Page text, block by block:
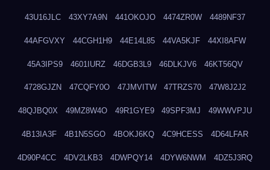
43U16JLC 43XY7A9N 441OKOJO 4474ZR0W 4489NF37
44AFGVXY 44CGH1H9 44E14L85 44VA5KJF 44XI8AFW
45A3IPS9 4601IURZ 46DGB3L9 46DLKJV6 46KT56QV
4728GJZN 47CQFY0O 47JMVITW 47TRZS70 47W8J2J2
48QJBQ0X 49MZ8W4O 49R1GYE9 49SPF3MJ 49WWVPJU
4B13IA3F 4B1N5SGO 4BOKJ6KQ 4C9HCESS 4D64LFAR
4D90P4CC 4DV2LKB3 4DWPQY14 4DYW6NWM 4DZ5J3RQ